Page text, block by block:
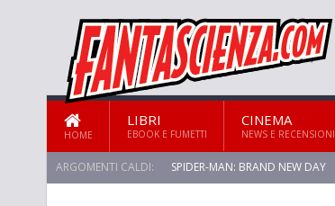
HOME
LIBRI
EBOOK E FUMETTI
CINEMA
NEWS E RECENSIONI
ARGOMENTI CALDI: SPIDER-MAN: BRAND NEW DAY